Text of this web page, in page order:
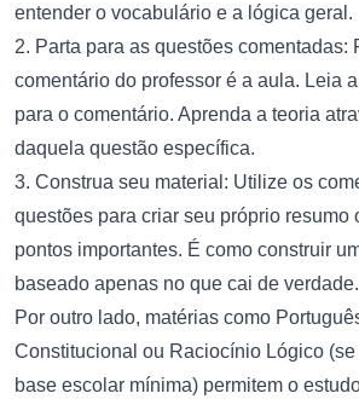
entender o vocabulário e a lógica geral.
2. Parta para as questões comentadas:
comentário do professor é a aula. Leia
para o comentário. Aprenda a teoria
daquela questão específica.
3. Construa seu material: Utilize os
questões para criar seu próprio resumo
pontos importantes. É como construir
baseado apenas no que cai de verdade.
Por outro lado, matérias como
Constitucional ou Raciocínio Lógico (se
base escolar mínima) permitem o